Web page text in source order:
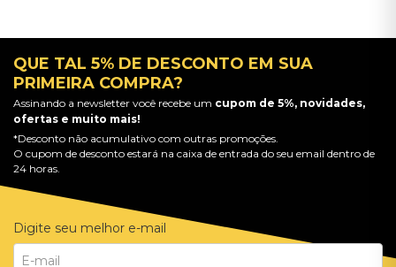
QUE TAL 5% DE DESCONTO EM SUA
PRIMEIRA COMPRA?
Assinando a newsletter você recebe um cupom de 5%, novidades,
ofertas e muito mais!
*Desconto não acumulativo com outras promoções.
O cupom de desconto estará na caixa de entrada do seu email dentro de
24 horas.
Digite seu melhor e-mail